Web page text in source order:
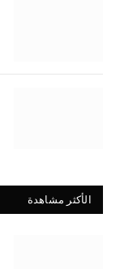
الأكثر مشاهدة